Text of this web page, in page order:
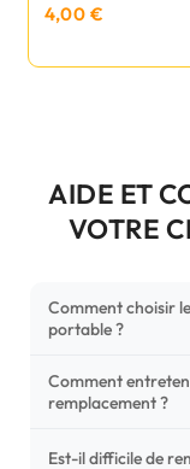
4,00 €
AIDE ET
VOTRE
Comment choisir
portable ?
Pour ne pas vous
votre clavier
photos HD) et
Comment
remplacement ?
Un entretien
Est-il difficile de